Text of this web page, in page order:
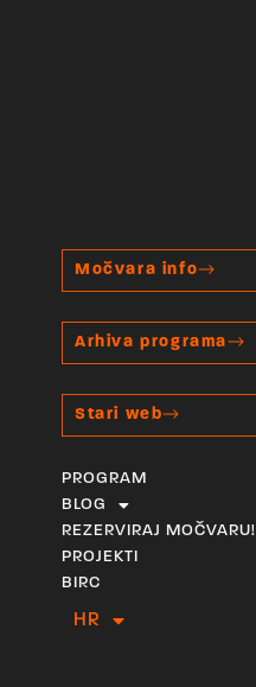
Močvara info
Arhiva programa
Stari web
PROGRAM
BLOG
REZERVIRAJ MOČVARU!
PROJEKTI
BIRC
HR
EN